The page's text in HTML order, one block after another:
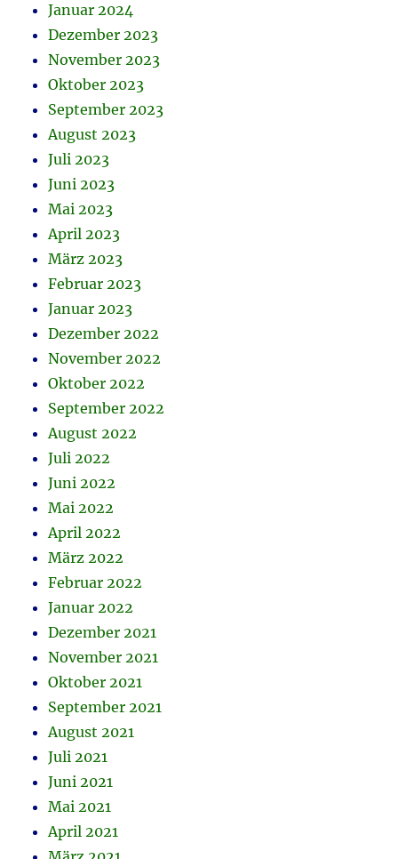
Januar 2024
Dezember 2023
November 2023
Oktober 2023
September 2023
August 2023
Juli 2023
Juni 2023
Mai 2023
April 2023
März 2023
Februar 2023
Januar 2023
Dezember 2022
November 2022
Oktober 2022
September 2022
August 2022
Juli 2022
Juni 2022
Mai 2022
April 2022
März 2022
Februar 2022
Januar 2022
Dezember 2021
November 2021
Oktober 2021
September 2021
August 2021
Juli 2021
Juni 2021
Mai 2021
April 2021